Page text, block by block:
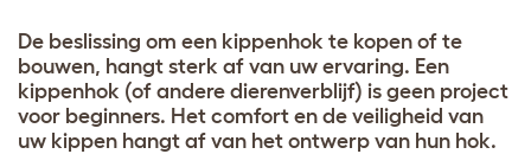
De beslissing om een kippenhok te kopen of te
bouwen, hangt sterk af van uw ervaring. Een
kippenhok (of andere dierenverblijf) is geen project
voor beginners. Het comfort en de veiligheid van
uw kippen hangt af van het ontwerp van hun hok.